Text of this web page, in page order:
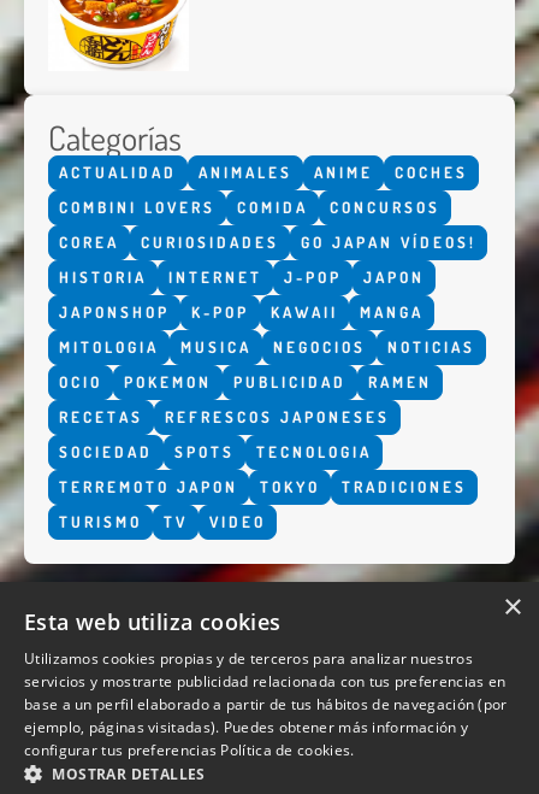
Categorías
ACTUALIDAD ANIMALES ANIME
COCHES
COMBINI LOVERS
COMIDA
CONCURSOS
COREA
CURIOSIDADES
GO JAPAN VÍDEOS!
HISTORIA
INTERNET J-POP
JAPON
JAPONSHOP
K-POP KAWAII
MANGA
MITOLOGIA
MUSICA NEGOCIOS
NOTICIAS
OCIO
POKEMON PUBLICIDAD
RAMEN
RECETAS
REFRESCOS JAPONESES
SOCIEDAD
SPOTS
TECNOLOGIA
TERREMOTO JAPON
TOKYO
TRADICIONES
TURISMO
TV VIDEO
QUIENES SOMOS
×
Esta web utiliza cookies
Utilizamos cookies propias y de terceros para analizar nuestros
servicios y mostrarte publicidad relacionada con tus preferencias en
base a un perfil elaborado a partir de tus hábitos de navegación (por
ejemplo, páginas visitadas). Puedes obtener más información y
configurar tus preferencias Política de cookies.
MOSTRAR DETALLES